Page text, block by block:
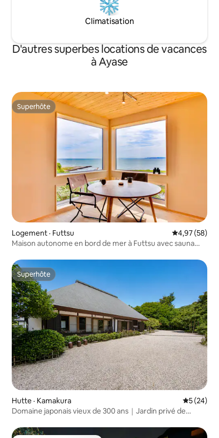
chauffage au sol, ce qui le rend
confortable même par temps froid.
■ Installations clés Rénovation
designer professionnel ・Onsen :
Ninodaira Onsen, connu pour ses
propriétés bénéfiques pour la peau
camp : détendez-vous autour du feu de
camp la nuit • Projecteur : savourez des
films sur grand écran ・Sauna et bain
d'eau : sauna et bain d'eau disponibles ・
Chambre de style japonais : une
chambre de style japonais avec des
tatamis pour une ambiance japonaise
traditionnelle ・Commodités pour les
enfants : nous fournissons une chaise
haute pour bébé, de la vaisselle pour
enfants, des futons, des jouets, etc.
Climatisation
D'autres superbes locations de vacances
à Ayase
Superhôte
Superhôte
Logement · Futtsu Note
4,97 (58)
Maison autonome en bord de mer à Futtsu avec sauna
Superhôte
Superhôte
Hutte · Kamakura Note
5 (24)
Domaine japonais vieux de 300 ans｜Jardin privé de